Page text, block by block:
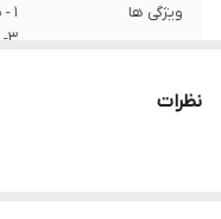
ویژگی ها
نظرات